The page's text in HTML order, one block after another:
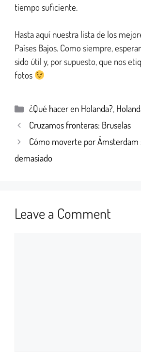
tiempo suficiente.
Hasta aquí nuestra lista de los
Países Bajos. Como siempre,
sido útil y, por supuesto, que nos
fotos
¿Qué hacer en Holanda?,
Cruzamos fronteras: Bruselas
Cómo moverte por Ámsterdam
demasiado
Leave a Comment